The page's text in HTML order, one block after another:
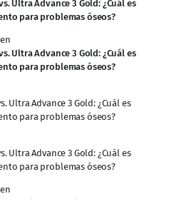
Ultra Advance 3 Gold: ¿Cuál es
para problemas óseos?
en
Ultra Advance 3 Gold: ¿Cuál es
para problemas óseos?
Ultra Advance 3 Gold: ¿Cuál es
para problemas óseos?
Ultra Advance 3 Gold: ¿Cuál es
para problemas óseos?
en